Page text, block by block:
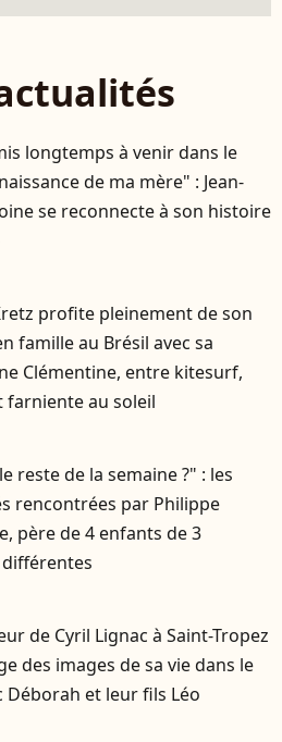
longtemps à venir dans le
de ma mère" : Jean-
se reconnecte à son histoire
profite pleinement de son
famille au Brésil avec sa
Clémentine, entre kitesurf,
farniente au soleil
reste de la semaine ?" : les
rencontrées par Philippe
père de 4 enfants de 3
de Cyril Lignac à Saint-Tropez
des images de sa vie dans le
Déborah et leur fils Léo